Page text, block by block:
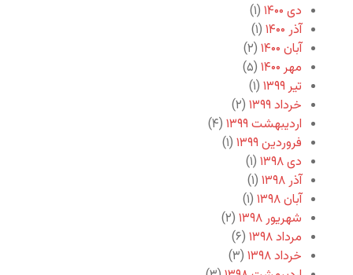
دی ۱۴۰۰
(۱)
آذر ۱۴۰۰
(۱)
آبان ۱۴۰۰
(۲)
مهر ۱۴۰۰
(۵)
تیر ۱۳۹۹
(۱)
خرداد ۱۳۹۹
(۲)
اردیبهشت ۱۳۹۹
(۴)
فروردین ۱۳۹۹
(۱)
دی ۱۳۹۸
(۱)
آذر ۱۳۹۸
(۱)
آبان ۱۳۹۸
(۱)
شهریور ۱۳۹۸
(۲)
مرداد ۱۳۹۸
(۶)
خرداد ۱۳۹۸
(۳)